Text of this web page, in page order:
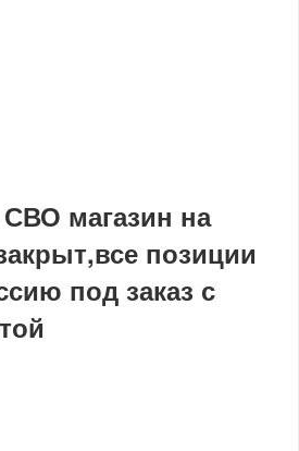
магазин на
позиции
под заказ с